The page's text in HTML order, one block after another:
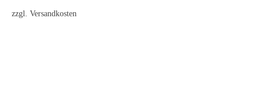
zzgl. Versandkosten